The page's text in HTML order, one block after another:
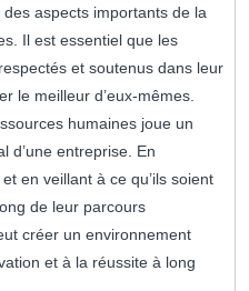
aspects importants de la
Il est essentiel que les
et soutenus dans leur
le meilleur d’eux-mêmes.
humaines joue un
d’une entreprise. En
en veillant à ce qu’ils soient
de leur parcours
créer un environnement
et à la réussite à long